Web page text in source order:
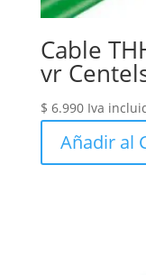
Cable
vr
$ 6.990 Iva
Añadir al